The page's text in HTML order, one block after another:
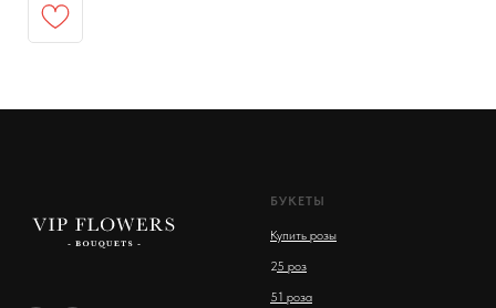
БУКЕТЫ
Купить розы
25 роз
51 роза